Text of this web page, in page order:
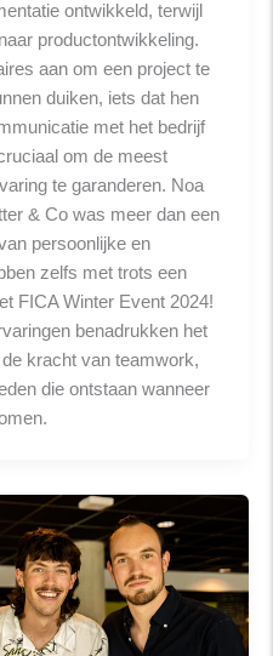
ontwikkeld, terwijl
productontwikkeling.
aan om een project te
duiken, iets dat hen
met het bedrijf
om de meest
te garanderen. Noa
& Co was meer dan een
persoonlijke en
zelfs met trots een
FICA Winter Event 2024!
benadrukken het
kracht van teamwork,
die ontstaan wanneer